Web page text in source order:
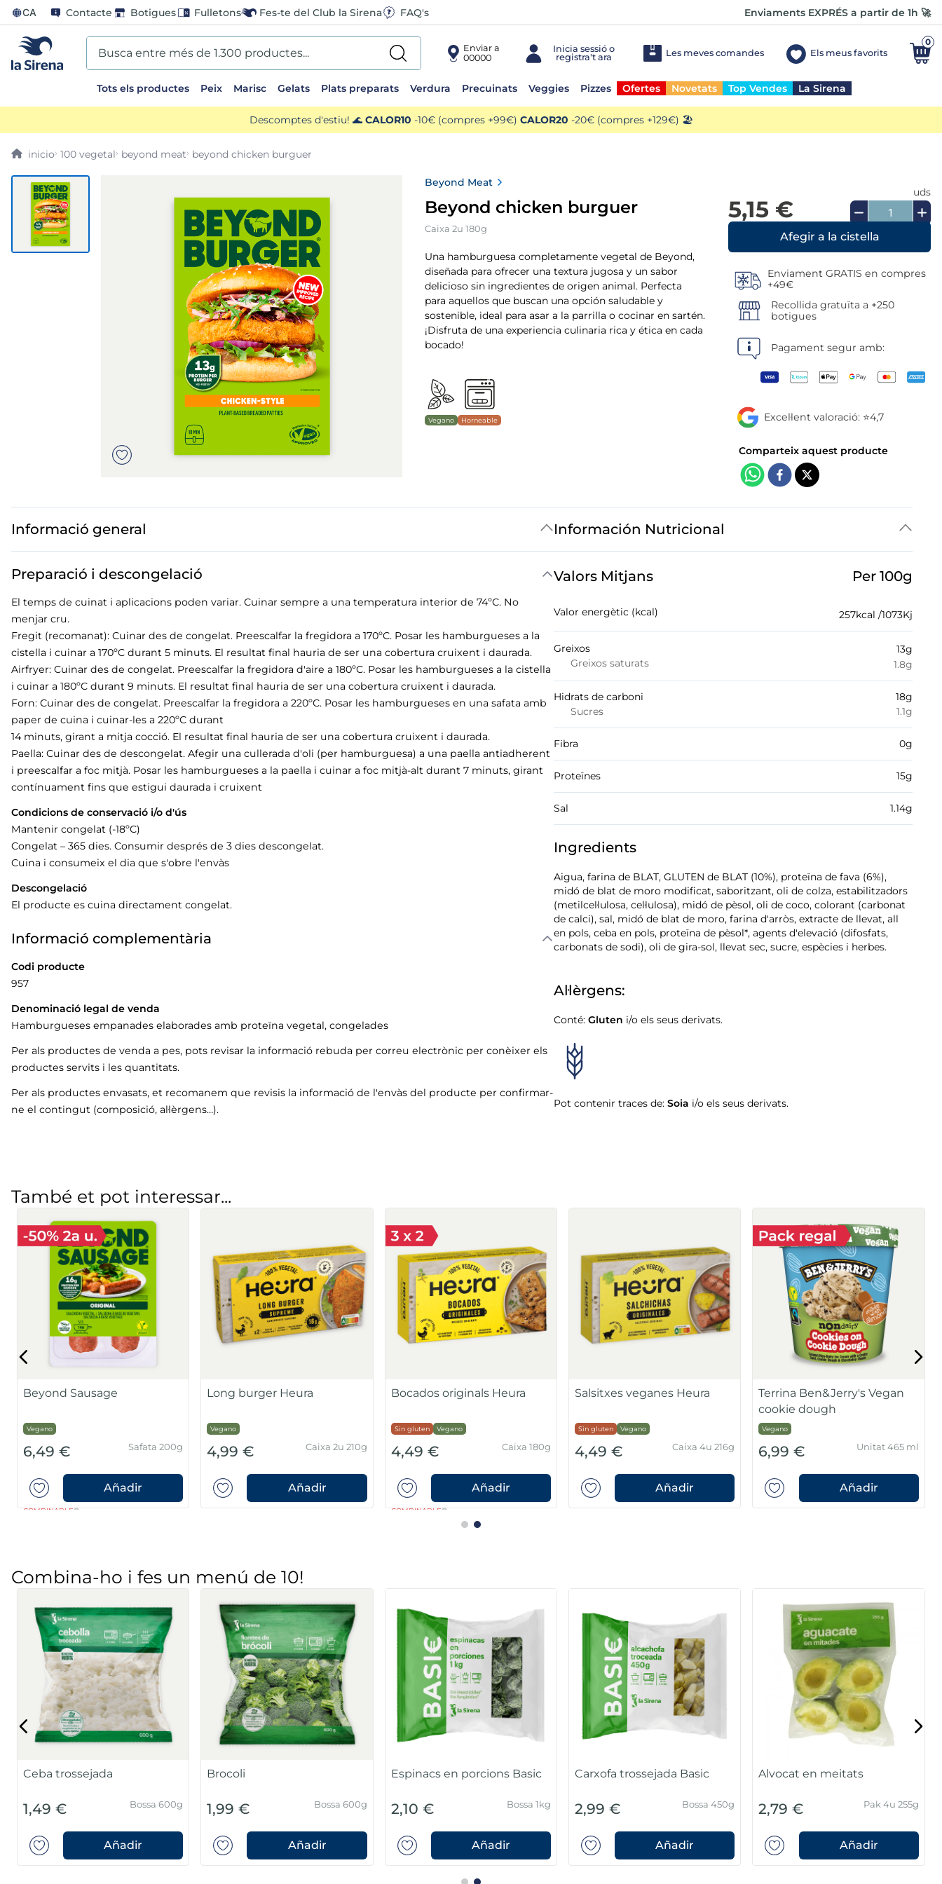
CA Contacte Botigues Fulletons Fes-te del Club la Sirena FAQ's Enviaments EXPRÉS a partir de 1h 🚀
Busca entre més de 1.300 productes...
Enviar a
00000
Les meves comandes Els meus favorits
0
Tots els productes Peix Marisc Gelats Plats preparats Verdura Precuinats Veggies Pizzes Ofertes Novetats Top Vendes La Sirena
Descomptes d'estiu! 🌊 CALOR10 -10€ (compres +99€) CALOR20 -20€ (compres +129€) 🏖️
100 vegetal beyond meat beyond chicken burguer
Beyond Meat
Beyond chicken burguer
Caixa 2u 180g
Una hamburguesa completamente vegetal de Beyond,
diseñada para ofrecer una textura jugosa y un sabor
delicioso sin ingredientes de origen animal. Perfecta
para aquellos que buscan una opción saludable y
sostenible, ideal para asar a la parrilla o cocinar en sartén.
¡Disfruta de una experiencia culinaria rica y ética en cada
bocado!
Vegano Horneable
5,15 €
uds
Enviament GRATIS en compres
+49€
Recollida gratuïta a +250
botigues
Pagament segur amb:
Excel·lent valoració: ⭐4,7
Informació general
Preparació i descongelació
El temps de cuinat i aplicacions poden variar. Cuinar sempre a una temperatura interior de 74ºC. No
menjar cru.
Fregit (recomanat): Cuinar des de congelat. Preescalfar la fregidora a 170ºC. Posar les hamburgueses a la
cistella i cuinar a 170ºC durant 5 minuts. El resultat final hauria de ser una cobertura cruixent i daurada.
Airfryer: Cuinar des de congelat. Preescalfar la fregidora d'aire a 180ºC. Posar les hamburgueses a la cistella
i cuinar a 180ºC durant 9 minuts. El resultat final hauria de ser una cobertura cruixent i daurada.
Forn: Cuinar des de congelat. Preescalfar la fregidora a 220ºC. Posar les hamburgueses en una safata amb
paper de cuina i cuinar-les a 220ºC durant
14 minuts, girant a mitja cocció. El resultat final hauria de ser una cobertura cruixent i daurada.
Paella: Cuinar des de descongelat. Afegir una cullerada d'oli (per hamburguesa) a una paella antiadherent
i preescalfar a foc mitjà. Posar les hamburgueses a la paella i cuinar a foc mitjà-alt durant 7 minuts, girant
contínuament fins que estigui daurada i cruixent
Condicions de conservació i/o d'ús
Mantenir congelat (-18ºC)
Congelat – 365 dies. Consumir després de 3 dies descongelat.
Cuina i consumeix el dia que s'obre l'envàs
Descongelació
El producte es cuina directament congelat.
Informació complementària
Codi producte
957
Denominació legal de venda
Hamburgueses empanades elaborades amb proteïna vegetal, congelades
Per als productes de venda a pes, pots revisar la informació rebuda per correu electrònic per conèixer els
productes servits i les quantitats.
Per als productes envasats, et recomanem que revisis la informació de l'envàs del producte per confirmar-
ne el contingut (composició, al·lèrgens…).
Información Nutricional
Valors Mitjans Per 100g
Valor energètic (kcal) 257kcal /1073Kj
Greixos
Greixos saturats
13g
1.8g
Hidrats de carboni
Sucres
18g
1.1g
Fibra 0g
Proteïnes 15g
Sal 1.14g
Ingredients
Aigua, farina de BLAT, GLUTEN de BLAT (10%), proteïna de fava (6%),
midó de blat de moro modificat, saboritzant, oli de colza, estabilitzadors
(metilcel·lulosa, cel·lulosa), midó de pèsol, oli de coco, colorant (carbonat
de calci), sal, midó de blat de moro, farina d'arròs, extracte de llevat, all
en pols, ceba en pols, proteïna de pèsol*, agents d'elevació (difosfats,
carbonats de sodi), oli de gira-sol, llevat sec, sucre, espècies i herbes.
Al·lèrgens:
Conté: Gluten i/o els seus derivats.
Pot contenir traces de: Soia i/o els seus derivats.
També et pot interessar...
Beyond Sausage
Vegano
6,49 €
COMBINABLE
Safata 200g
Añadir
Long burger Heura
Vegano
4,99 € Caixa 2u 210g
Añadir
Bocados originals Heura
Sin gluten Vegano
4,49 €
COMBINABLE
Caixa 180g
Añadir
Salsitxes veganes Heura
Sin gluten Vegano
4,49 € Caixa 4u 216g
Añadir
Terrina Ben&Jerry's Vegan
cookie dough
Vegano
6,99 € Unitat 465 ml
Añadir
Combina-ho i fes un menú de 10!
Ceba trossejada
1,49 € Bossa 600g
Añadir
Brocoli
1,99 € Bossa 600g
Añadir
Espinacs en porcions Basic
2,10 € Bossa 1kg
Añadir
Carxofa trossejada Basic
2,99 € Bossa 450g
Añadir
Alvocat en meitats
2,79 € Pak 4u 255g
Añadir
sirena